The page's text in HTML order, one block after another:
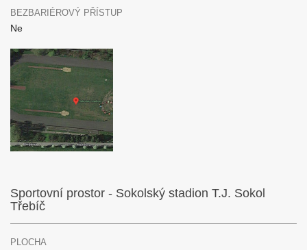
BEZBARIÉROVÝ PŘÍSTUP
Ne
Sportovní prostor - Sokolský stadion T.J. Sokol
Třebíč
PLOCHA